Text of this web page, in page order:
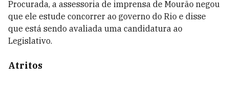
Procurada, a assessoria de imprensa de Mourão negou
que ele estude concorrer ao governo do Rio e disse
que está sendo avaliada uma candidatura ao
Legislativo.
Atritos